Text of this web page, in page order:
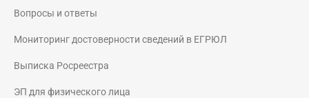
Вопросы и ответы
Мониторинг достоверности сведений в ЕГРЮЛ
Выписка Росреестра
ЭП для физического лица